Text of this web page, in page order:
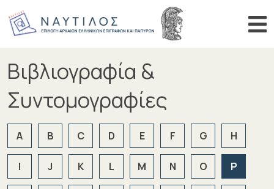
Αναζήτηση αριθμού
ΑΡΧΙΚΗ
ΠΕΡΙΗΓΗΣΗ
ΑΝΑΖΗΤΗΣΗ
ΒΙΒΛΙΟΓΡΑΦΙΑ
ΑΝΑΚΟΙΝΩΣΕΙΣ
Βιβλιογραφία &
Συντομογραφίες
A B C D E F G H
I J K L M N O P